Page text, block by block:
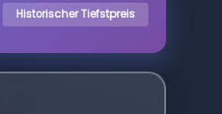
Historischer Tiefstpreis